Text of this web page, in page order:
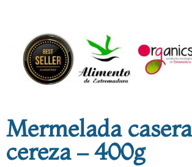
Mermelada
cereza – 400g